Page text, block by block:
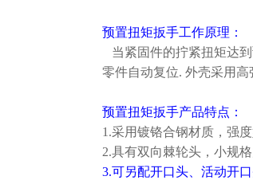
预置扭矩扳手工作原理：
当紧固件的拧紧扭矩达
零件自动复位. 外壳采用高
预置扭矩扳手产品特点：
1.采用镀铬合钢材质，强
2.具有双向棘轮头，小规
3.可另配开口头、活动开